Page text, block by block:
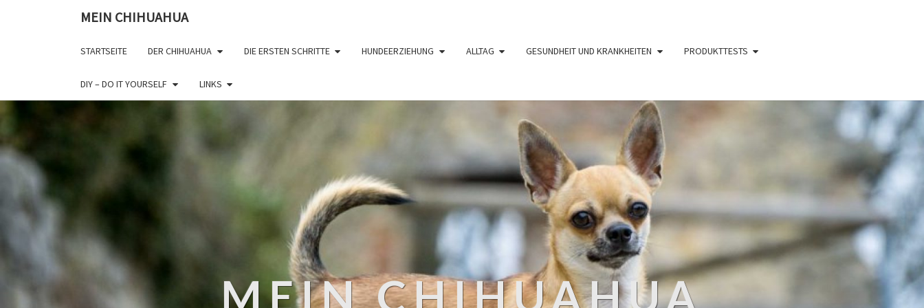
MEIN CHIHUAHUA
STARTSEITE DER CHIHUAHUA DIE ERSTEN SCHRITTE HUNDEERZIEHUNG ALLTAG GESUNDHEIT UND KRANKHEITEN PRODUKTTESTS
DIY – DO IT YOURSELF LINKS
MEIN CHIHUAHUA